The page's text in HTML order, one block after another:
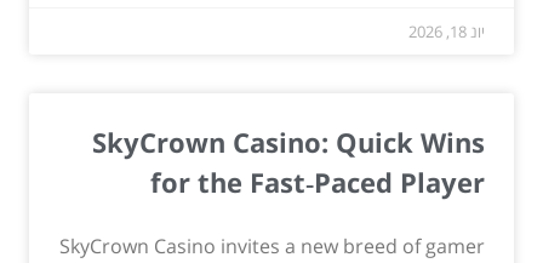
יונ 18, 2026
SkyCrown Casino: Quick Wins
for the Fast‑Paced Player
SkyCrown Casino invites a new breed of gamer